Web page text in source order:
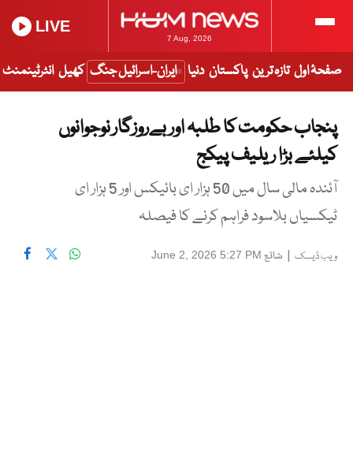
7 Aug, 2026
LIVE
صفحۂ اول تازہ ترین پاکستان دنیا ایران-اسرائیل جنگ کھیل انٹرٹینمنٹ
پنجاب حکومت کا طلبہ اور بےروزگار نوجوانوں
کیلئے بڑا ریلیف پیکج
آئندہ مالی سال میں 50 ہزار ای بائیکس اور 5 ہزار ای
ٹیکسیاں بلاسود فراہم کرنے کا فیصلہ
ویب ڈیسک | شائع June 2, 2026 5:27 PM